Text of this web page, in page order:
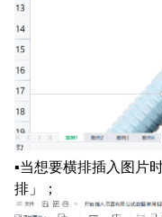
▪当想要横排插入图片
排」；